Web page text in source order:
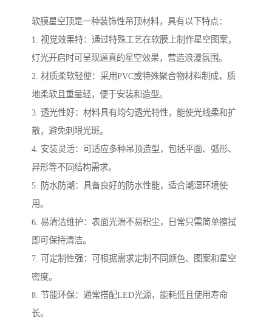
软膜星空顶是一种装饰性吊顶材料，具有以下特点：
1. 视觉效果特：通过特殊工艺在软膜上制作星空图案，
灯光开启时可呈现逼真的星空效果，营造浪漫氛围。
2. 材质柔软轻便：采用PVC或特殊聚合物材料制成，质
地柔软且重量轻，便于安装和造型。
3. 透光性好：材料具有均匀透光特性，能使光线柔和扩
散，避免刺眼光斑。
4. 安装灵活：可适应多种吊顶造型，包括平面、弧形、
异形等不同结构需求。
5. 防水防潮：具备良好的防水性能，适合潮湿环境使
用。
6. 易清洁维护：表面光滑不易积尘，日常只需简单擦拭
即可保持清洁。
7. 可定制性强：可根据需求定制不同颜色、图案和星空
密度。
8. 节能环保：通常搭配LED光源，能耗低且使用寿命
长。